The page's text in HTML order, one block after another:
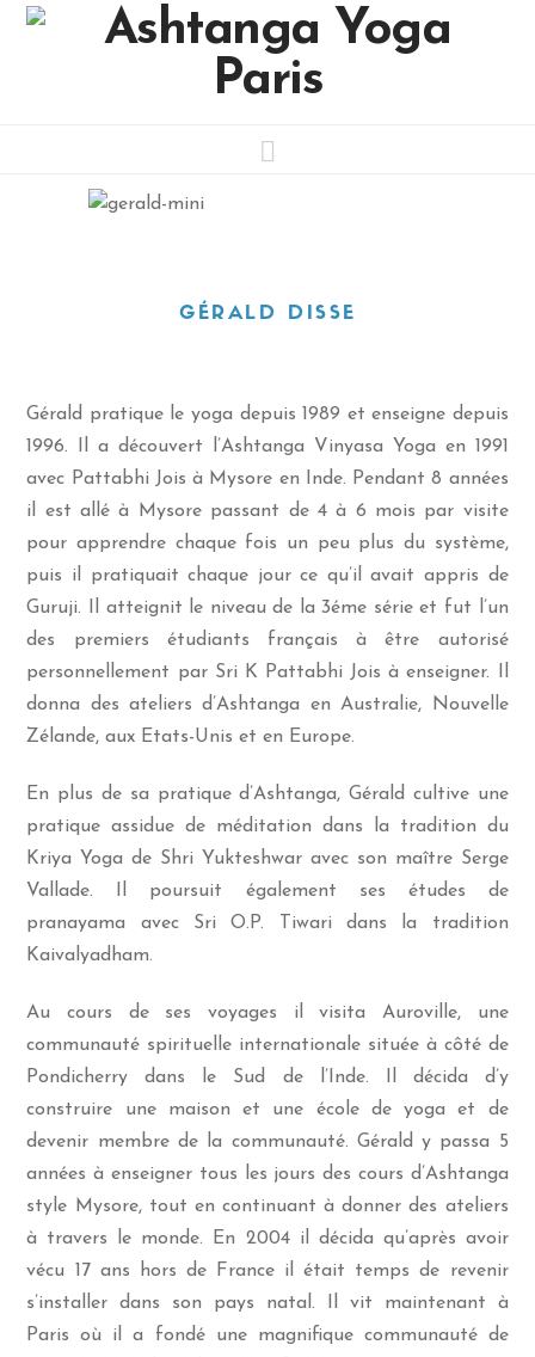
GÉRALD DISSE
Gérald pratique le yoga depuis 1989 et enseigne depuis
1996. Il a découvert l’Ashtanga Vinyasa Yoga en 1991
avec Pattabhi Jois à Mysore en Inde. Pendant 8 années
il est allé à Mysore passant de 4 à 6 mois par visite
pour apprendre chaque fois un peu plus du système,
puis il pratiquait chaque jour ce qu’il avait appris de
Guruji. Il atteignit le niveau de la 3éme série et fut l’un
des premiers étudiants français à être autorisé
personnellement par Sri K Pattabhi Jois à enseigner. Il
donna des ateliers d’Ashtanga en Australie, Nouvelle
Zélande, aux Etats-Unis et en Europe.
En plus de sa pratique d’Ashtanga, Gérald cultive une
pratique assidue de méditation dans la tradition du
Kriya Yoga de Shri Yukteshwar avec son maître Serge
Vallade. Il poursuit également ses études de
pranayama avec Sri O.P. Tiwari dans la tradition
Kaivalyadham.
Au cours de ses voyages il visita Auroville, une
communauté spirituelle internationale située à côté de
Pondicherry dans le Sud de l’Inde. Il décida d’y
construire une maison et une école de yoga et de
devenir membre de la communauté. Gérald y passa 5
années à enseigner tous les jours des cours d’Ashtanga
style Mysore, tout en continuant à donner des ateliers
à travers le monde. En 2004 il décida qu’après avoir
vécu 17 ans hors de France il était temps de revenir
s’installer dans son pays natal. Il vit maintenant à
Paris où il a fondé une magnifique communauté de